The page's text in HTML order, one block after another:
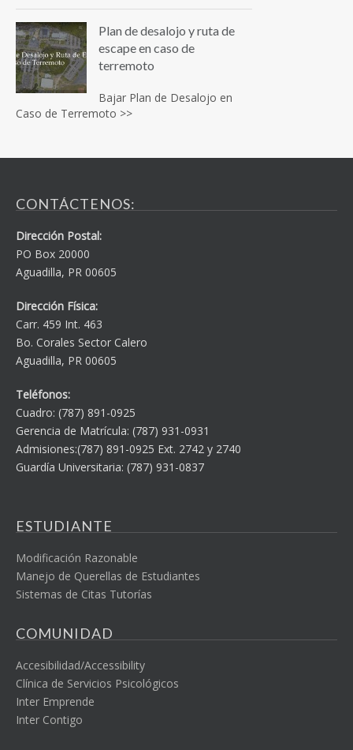
Plan de desalojo y ruta de
escape en caso de
terremoto
Bajar Plan de Desalojo en
Caso de Terremoto >>
CONTÁCTENOS:
Dirección Postal:
PO Box 20000
Aguadilla, PR 00605
Dirección Física:
Carr. 459 Int. 463
Bo. Corales Sector Calero
Aguadilla, PR 00605
Teléfonos:
Cuadro: (787) 891-0925
Gerencia de Matrícula: (787) 931-0931
Admisiones:(787) 891-0925 Ext. 2742 y 2740
Guardía Universitaria: (787) 931-0837
ESTUDIANTE
Modificación Razonable
Manejo de Querellas de Estudiantes
Sistemas de Citas Tutorías
COMUNIDAD
Accesibilidad/Accessibility
Clínica de Servicios Psicológicos
Inter Emprende
Inter Contigo